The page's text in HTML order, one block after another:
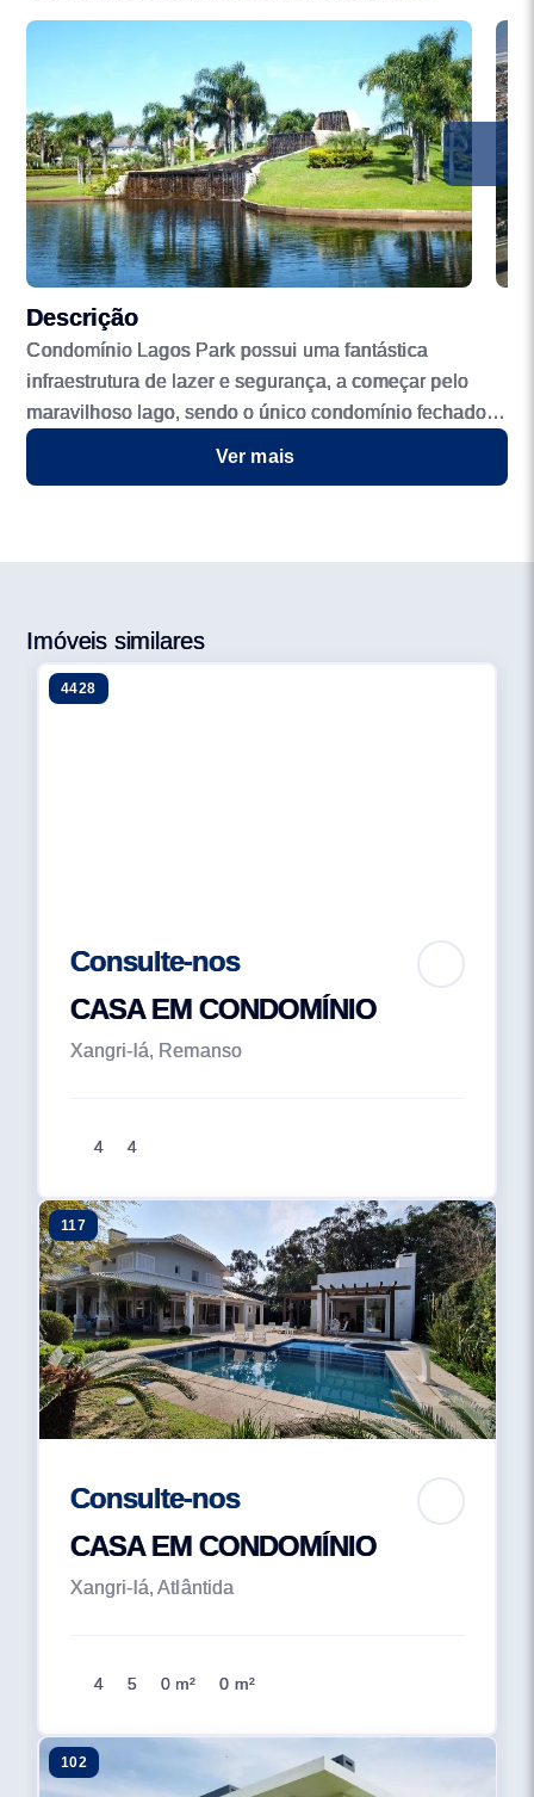
Descrição
Condomínio Lagos Park possui uma fantástica
infraestrutura de lazer e segurança, a começar pelo
maravilhoso lago, sendo o único condomínio fechado
de Xangri-lá que pode-se andar com veículo náutico a
motor. É o condomínio mais tradicional de Atlântida e
piscina, academia, praia artificial, espaço kids e muito
Ver mais
Imóveis similares
4428
Consulte-nos
CASA EM CONDOMÍNIO
Xangri-lá, Remanso
4 4
117
Consulte-nos
CASA EM CONDOMÍNIO
Xangri-lá, Atlântida
4 5 0 m² 0 m²
102